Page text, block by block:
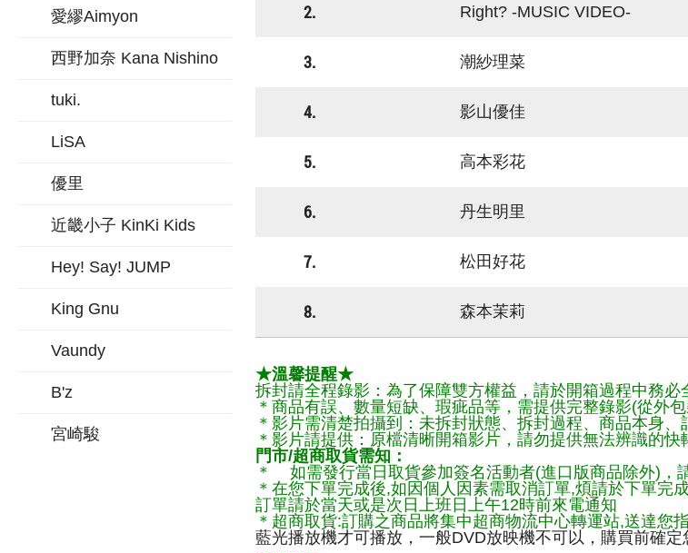
愛繆Aimyon
西野加奈 Kana Nishino
tuki.
LiSA
優里
近畿小子 KinKi Kids
Hey! Say! JUMP
King Gnu
Vaundy
B'z
宮崎駿
2. Right? -MUSIC VIDEO-
3. 潮紗理菜
4. 影山優佳
5. 高本彩花
6. 丹生明里
7. 松田好花
8. 森本茉莉
★溫馨提醒★
拆封請全程錄影：為了保障雙方權益，請於開箱過程中務必
＊商品有誤、數量短缺、瑕疵品等，需提供完整錄影(從外
＊影片需清楚拍攝到：未拆封狀態、拆封過程、商品本身、
＊影片請提供：原檔清晰開箱影片，請勿提供無法辨識的快
門市/超商取貨需知：
＊ 如需發行當日取貨參加簽名活動者(進口版商品除外)，
＊在您下單完成後,如因個人因素需取消訂單,煩請於下單
訂單請於當天或是次日上班日上午12時前來電通知
＊超商取貨:訂購之商品將集中超商物流中心轉運站,送達
藍光播放機才可播放，一般DVD放映機不可以，購買前確定